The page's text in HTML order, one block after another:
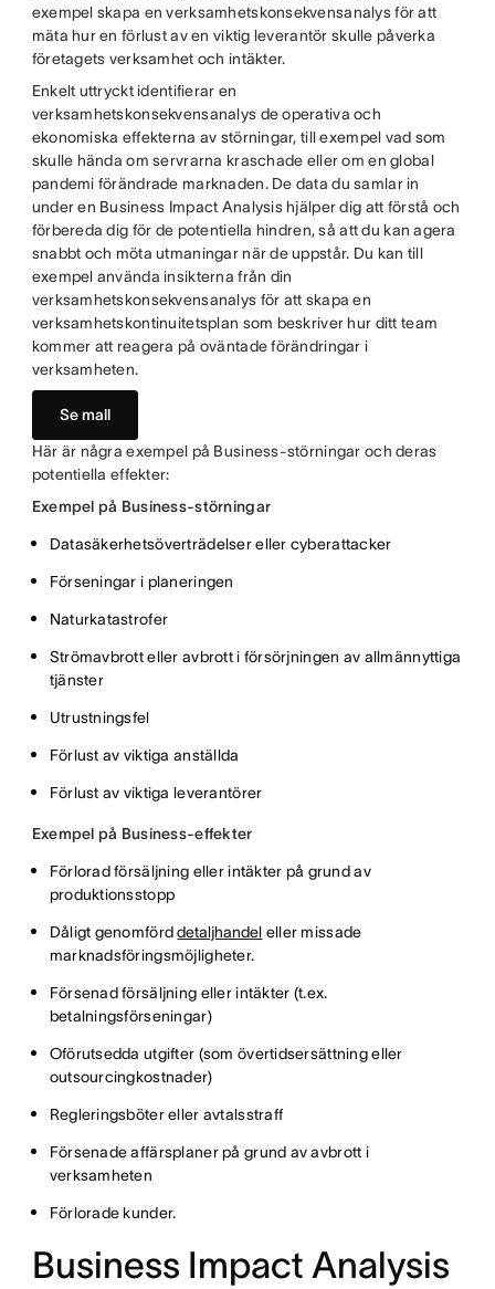
exempel skapa en verksamhetskonsekvensanalys för att
mäta hur en förlust av en viktig leverantör skulle påverka
företagets verksamhet och intäkter.
Enkelt uttryckt identifierar en
verksamhetskonsekvensanalys de operativa och
ekonomiska effekterna av störningar, till exempel vad som
skulle hända om servrarna kraschade eller om en global
pandemi förändrade marknaden. De data du samlar in
under en Business Impact Analysis hjälper dig att förstå och
förbereda dig för de potentiella hindren, så att du kan agera
snabbt och möta utmaningar när de uppstår. Du kan till
exempel använda insikterna från din
verksamhetskonsekvensanalys för att skapa en
verksamhetskontinuitetsplan som beskriver hur ditt team
kommer att reagera på oväntade förändringar i
verksamheten.
Se mall
Här är några exempel på Business-störningar och deras
potentiella effekter:
Exempel på Business-störningar
Datasäkerhetsöverträdelser eller cyberattacker
Förseningar i planeringen
Naturkatastrofer
Strömavbrott eller avbrott i försörjningen av allmännyttiga
tjänster
Utrustningsfel
Förlust av viktiga anställda
Förlust av viktiga leverantörer
Exempel på Business-effekter
Förlorad försäljning eller intäkter på grund av
produktionsstopp
Dåligt genomförddetaljhandel eller missade
marknadsföringsmöjligheter.
Försenad försäljning eller intäkter (t.ex.
betalningsförseningar)
Oförutsedda utgifter (som övertidsersättning eller
outsourcingkostnader)
Regleringsböter eller avtalsstraff
Försenade affärsplaner på grund av avbrott i
verksamheten
Förlorade kunder.
Business Impact Analysis